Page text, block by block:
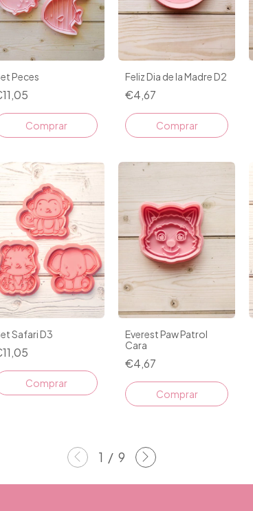
Peces Feliz Dia de la Madre D2
€4,67
Comprar
Safari D3
Everest Paw Patrol
Cara
€4,67
Comprar
1 / 9